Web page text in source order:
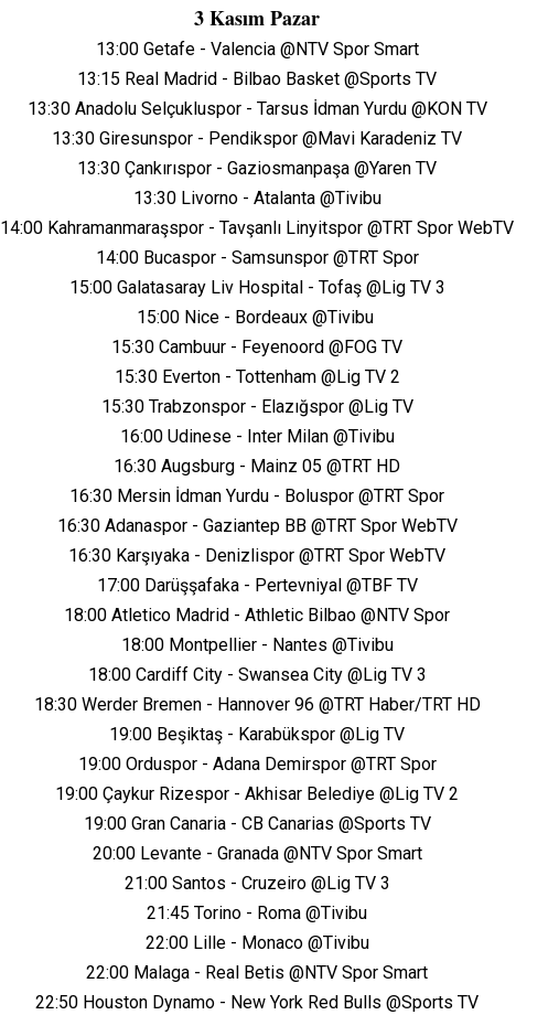
3 Kasım Pazar
13:00 Getafe - Valencia @NTV Spor Smart
13:15 Real Madrid - Bilbao Basket @Sports TV
13:30 Anadolu Selçukluspor - Tarsus İdman Yurdu @KON TV
13:30 Giresunspor - Pendikspor @Mavi Karadeniz TV
13:30 Çankırıspor - Gaziosmanpaşa @Yaren TV
13:30 Livorno - Atalanta @Tivibu
14:00 Kahramanmaraşspor - Tavşanlı Linyitspor @TRT Spor WebTV
14:00 Bucaspor - Samsunspor @TRT Spor
15:00 Galatasaray Liv Hospital - Tofaş @Lig TV 3
15:00 Nice - Bordeaux @Tivibu
15:30 Cambuur - Feyenoord @FOG TV
15:30 Everton - Tottenham @Lig TV 2
15:30 Trabzonspor - Elazığspor @Lig TV
16:00 Udinese - Inter Milan @Tivibu
16:30 Augsburg - Mainz 05 @TRT HD
16:30 Mersin İdman Yurdu - Boluspor @TRT Spor
16:30 Adanaspor - Gaziantep BB @TRT Spor WebTV
16:30 Karşıyaka - Denizlispor @TRT Spor WebTV
17:00 Darüşşafaka - Pertevniyal @TBF TV
18:00 Atletico Madrid - Athletic Bilbao @NTV Spor
18:00 Montpellier - Nantes @Tivibu
18:00 Cardiff City - Swansea City @Lig TV 3
18:30 Werder Bremen - Hannover 96 @TRT Haber/TRT HD
19:00 Beşiktaş - Karabükspor @Lig TV
19:00 Orduspor - Adana Demirspor @TRT Spor
19:00 Çaykur Rizespor - Akhisar Belediye @Lig TV 2
19:00 Gran Canaria - CB Canarias @Sports TV
20:00 Levante - Granada @NTV Spor Smart
21:00 Santos - Cruzeiro @Lig TV 3
21:45 Torino - Roma @Tivibu
22:00 Lille - Monaco @Tivibu
22:00 Malaga - Real Betis @NTV Spor Smart
22:50 Houston Dynamo - New York Red Bulls @Sports TV